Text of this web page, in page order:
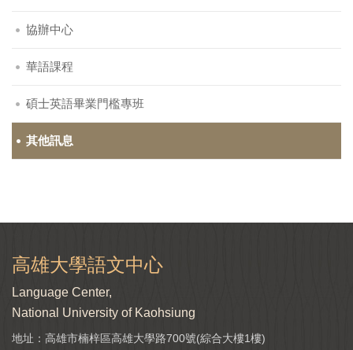
協辦中心
華語課程
碩士英語畢業門檻專班
其他訊息
高雄大學語文中心
Language Center,
National University of Kaohsiung
地址：高雄市楠梓區高雄大學路700號(綜合大樓1樓)